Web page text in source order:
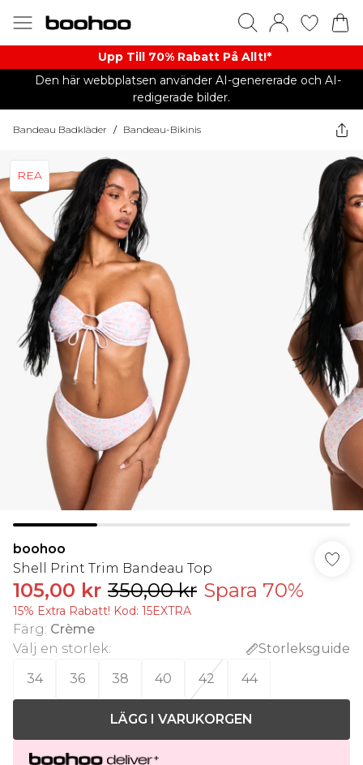
Upp Till 70% Rabatt På Allt!*
Den här webbplatsen använder AI-genererade och AI-
redigerade bilder.
Bandeau Badkläder / Bandeau-Bikinis
REA
boohoo
Shell Print Trim Bandeau Top
105,00 kr 350,00 kr Spara 70%
15% Extra Rabatt! Kod: 15EXTRA
Färg: Crème
Välj en storlek:
Storleksguide
34
36 38 40 42 44
LÄGG I VARUKORGEN